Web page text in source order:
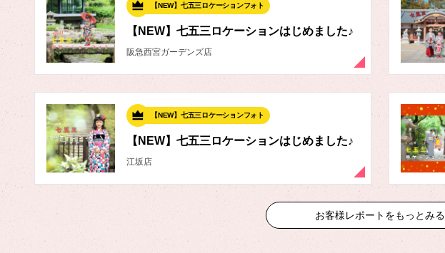
【NEW】七五三ロケーションフォト
【NEW】七五三ロケーションはじめました♪
阪急西宮ガーデンズ店
【NEW】七五三ロケーションフォト
【NEW】七五三ロケーションはじめました♪
江坂店
お客様レポートをもっとみる